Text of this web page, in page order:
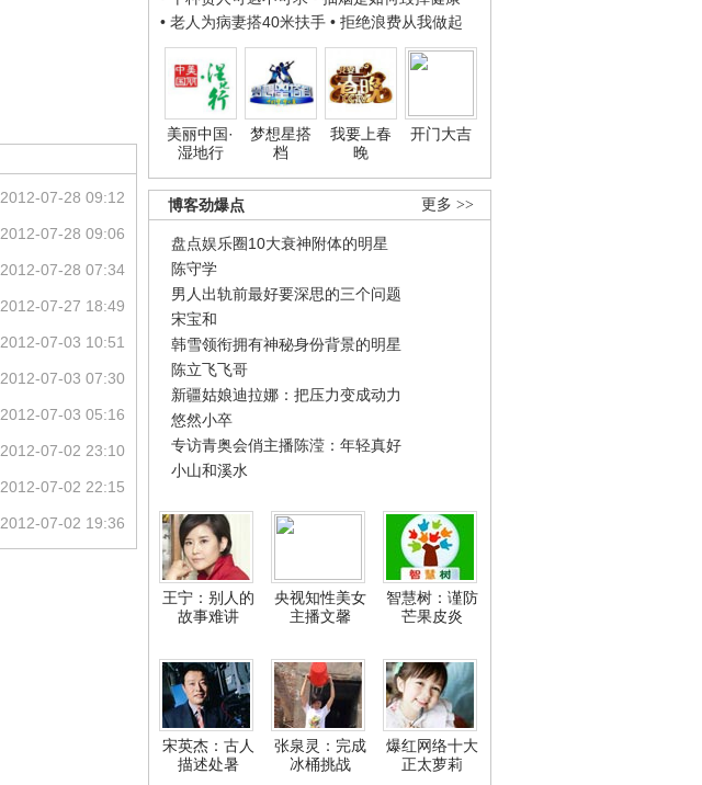
• 老人为病妻搭40米扶手 • 拒绝浪费从我做起
美丽中国·
湿地行
梦想星搭
档
我要上春
晚
开门大吉
更多 >>
博客劲爆点
盘点娱乐圈10大衰神附体的明星
陈守学
男人出轨前最好要深思的三个问题
宋宝和
韩雪领衔拥有神秘身份背景的明星
陈立飞飞哥
新疆姑娘迪拉娜：把压力变成动力
悠然小卒
专访青奥会俏主播陈滢：年轻真好
小山和溪水
王宁：别人的
故事难讲
央视知性美女
主播文馨
智慧树：谨防
芒果皮炎
宋英杰：古人
描述处暑
张泉灵：完成
冰桶挑战
爆红网络十大
正太萝莉
2012-07-28 09:12
2012-07-28 09:06
2012-07-28 07:34
2012-07-27 18:49
2012-07-03 10:51
2012-07-03 07:30
2012-07-03 05:16
2012-07-02 23:10
2012-07-02 22:15
2012-07-02 19:36